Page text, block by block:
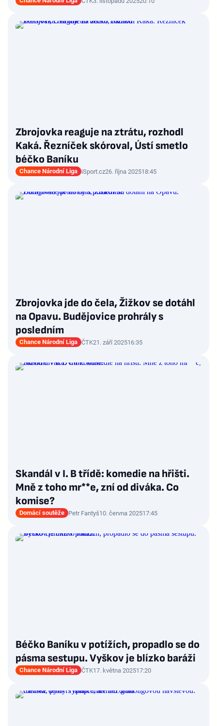
Zbrojovka reaguje na ztrátu, rozhodl
Kaká. Řezníček skóroval, Ústí smetlo
béčko Baníku
Chance Národní Liga iSport.cz26. října 202518:45
Zbrojovka jde do čela, Žižkov se dotáhl
na Opavu. Budějovice prohrály s
posledním
Chance Národní Liga ČTK21. září 202516:35
Skandál v I. B třídě: komedie na hřišti.
Mně z toho mr**e, zní od diváka. Co
komise?
Domácí soutěže Petr Fantyš10. června 202517:45
Béčko Baníku v potížích, propadlo se do
pásma sestupu. Vyškov je blízko baráži
Chance Národní Liga ČTK17. května 202517:20